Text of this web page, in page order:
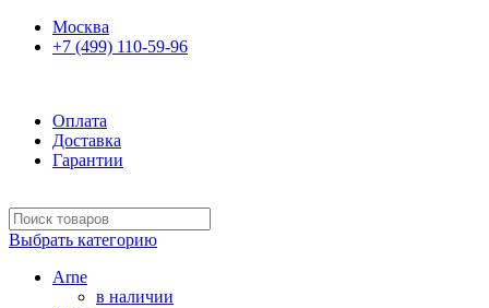
Москва
+7 (499) 110-59-96
Оплата
Доставка
Гарантии
Выбрать категорию
Arne
в наличии